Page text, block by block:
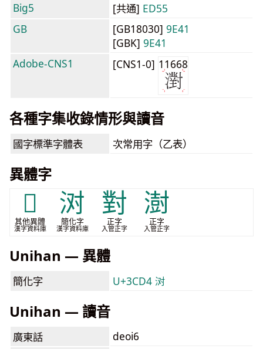
Big5 [共通] ED55
GB
[GB18030] 9E41
[GBK] 9E41
Adobe-CNS1
[CNS1-0] 11668
各種字集收錄情形與讀音
國字標準字體表 次常用字（乙表）
異體字
𪶊
其他異體
漢字資料庫
㳔
簡化字
漢字資料庫
對
正字
入管正字
澍
正字
入管正字
Unihan — 異體
簡化字 U+3CD4 㳔
Unihan — 讀音
廣東話
deoi6